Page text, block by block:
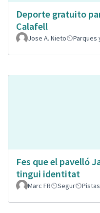
Deporte gratuito
Calafell
Jose A. Nieto Parques
Fes que el pavelló
tingui identitat
Marc FR Segur